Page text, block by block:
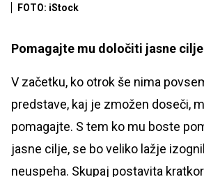
FOTO: iStock
Pomagajte mu določiti jasne cilje
V začetku, ko otrok še nima
predstave, kaj je zmožen doseči,
pomagajte. S tem ko mu boste
jasne cilje, se bo veliko lažje
neuspeha. Skupaj postavita